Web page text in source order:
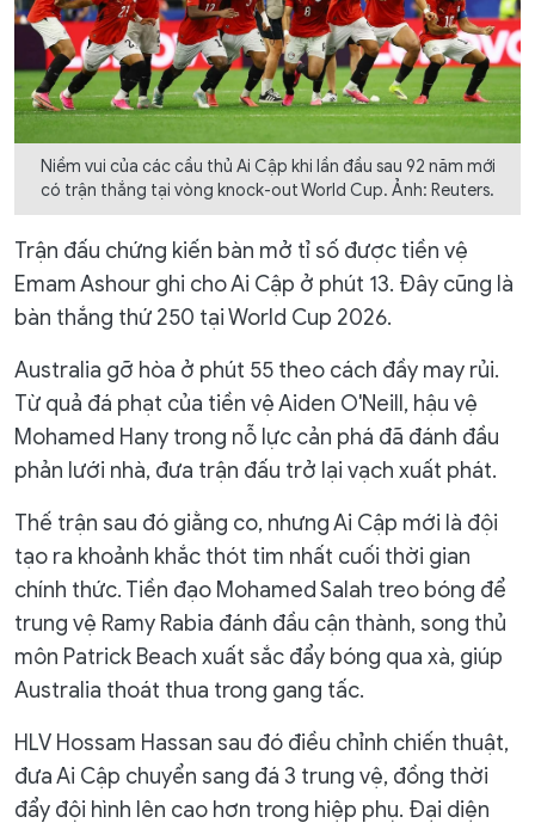
Niềm vui của các cầu thủ Ai Cập khi lần đầu sau 92 năm mới
có trận thắng tại vòng knock-out World Cup. Ảnh: Reuters.
Trận đấu chứng kiến bàn mở tỉ số được tiền vệ
Emam Ashour ghi cho Ai Cập ở phút 13. Đây cũng là
bàn thắng thứ 250 tại World Cup 2026.
Australia gỡ hòa ở phút 55 theo cách đầy may rủi.
Từ quả đá phạt của tiền vệ Aiden O'Neill, hậu vệ
Mohamed Hany trong nỗ lực cản phá đã đánh đầu
phản lưới nhà, đưa trận đấu trở lại vạch xuất phát.
Thế trận sau đó giằng co, nhưng Ai Cập mới là đội
tạo ra khoảnh khắc thót tim nhất cuối thời gian
chính thức. Tiền đạo Mohamed Salah treo bóng để
trung vệ Ramy Rabia đánh đầu cận thành, song thủ
môn Patrick Beach xuất sắc đẩy bóng qua xà, giúp
Australia thoát thua trong gang tấc.
HLV Hossam Hassan sau đó điều chỉnh chiến thuật,
đưa Ai Cập chuyển sang đá 3 trung vệ, đồng thời
đẩy đội hình lên cao hơn trong hiệp phụ. Đại diện